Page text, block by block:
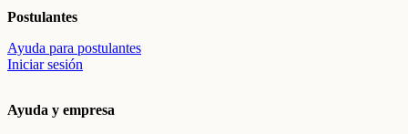
Postulantes
Ayuda para postulantes
Iniciar sesión
Ayuda y empresa